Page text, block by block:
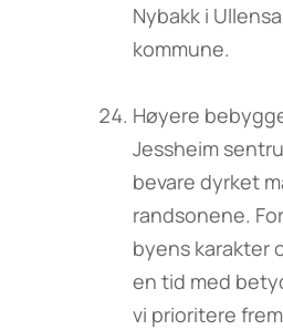
Nybakk i
kommune.
Høyere
Jessheim
bevare dyrket
randsonene.
byens karakter
en tid med
vi prioritere